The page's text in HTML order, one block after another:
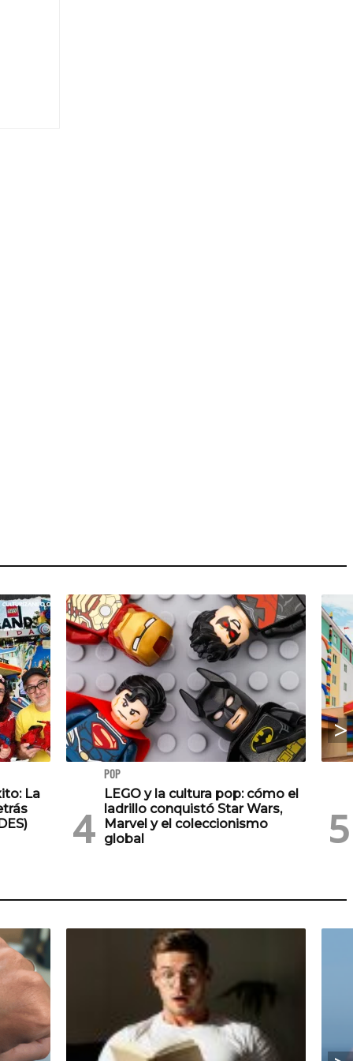
La
POP
LEGO y la cultura pop: cómo el
ladrillo conquistó Star Wars,
Marvel y el coleccionismo
global